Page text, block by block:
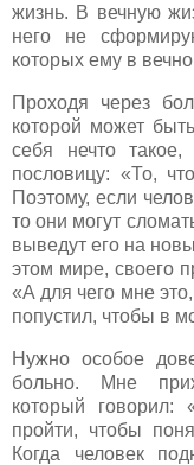
жизнь. В вечную
него не
которых ему в
Проходя через
которой может
себя нечто
пословицу: «То,
Поэтому, если
то они могут
выведут его на
этом мире, своего
«А для чего мне
попустил, чтобы в
Нужно особое
больно. Мне
который
пройти, чтобы
Когда человек